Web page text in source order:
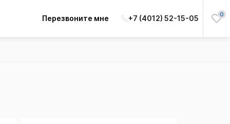
Перезвоните мне +7 (4012) 52-15-05 0